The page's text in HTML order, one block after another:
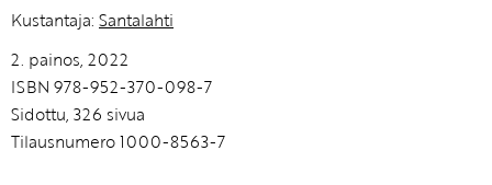
Kustantaja: Santalahti
2. painos, 2022
ISBN 978-952-370-098-7
Sidottu, 326 sivua
Tilausnumero 1000-8563-7